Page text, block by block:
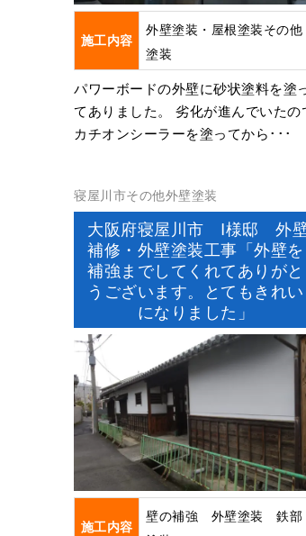
施工内容
外壁塗装・屋根塗装その他
塗装
パワーボードの外壁に砂状塗料を塗
てありました。 劣化が進んでいたの
カチオンシーラーを塗ってから･･･
寝屋川市その他外壁塗装
大阪府寝屋川市 I様邸 外
補修・外壁塗装工事「外壁を
補強までしてくれてありがと
うございます。とてもきれい
になりました」
施工内容
壁の補強 外壁塗装 鉄部